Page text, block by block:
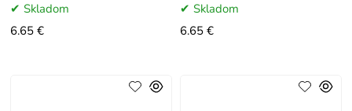
Skladom
6.65 €
Skladom
6.65 €